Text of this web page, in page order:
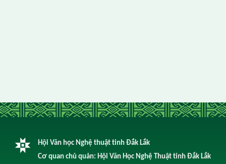
Hội Văn học Nghệ thuật tỉnh Đắk Lắk
Cơ quan chủ quản: Hội Văn Học Nghệ Thuật tỉnh Đắk Lắk